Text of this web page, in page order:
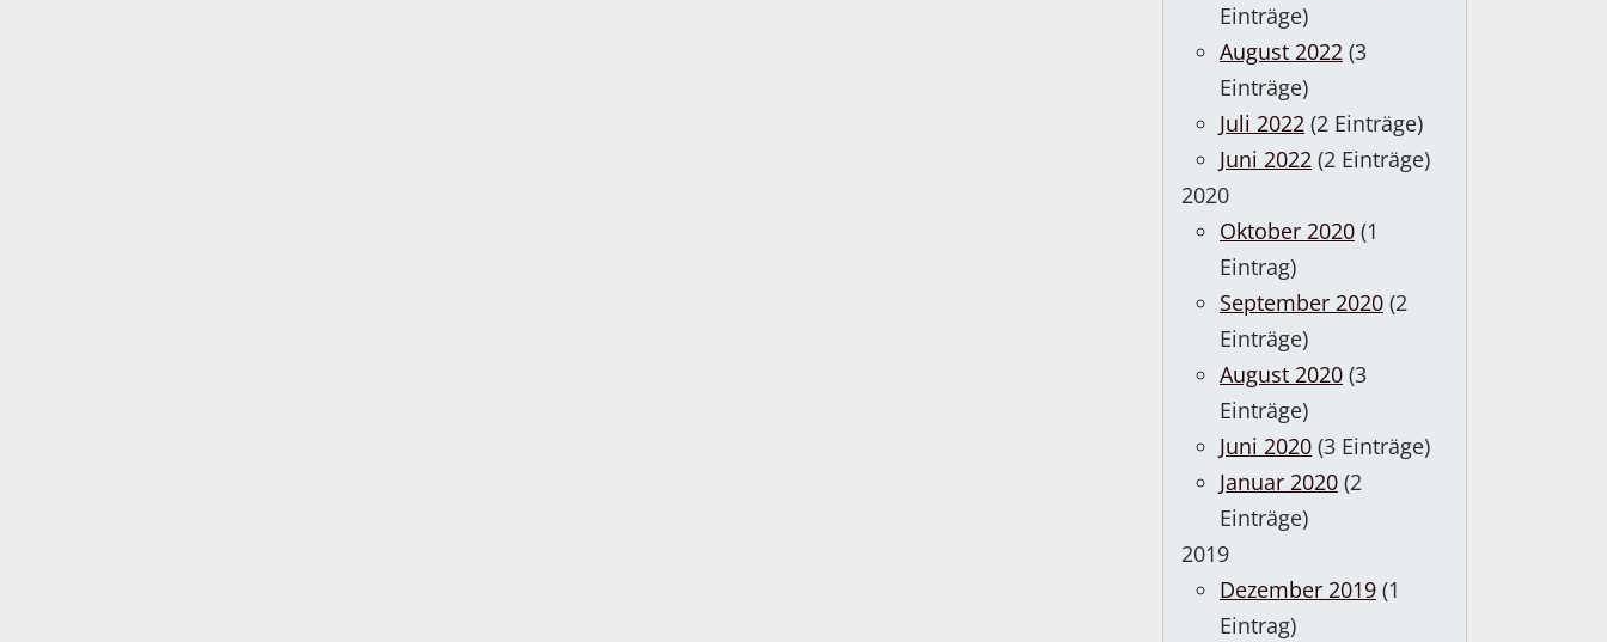
Einträge)
August 2022 (3
Einträge)
Juli 2022 (2 Einträge)
Juni 2022 (2 Einträge)
2020
Oktober 2020 (1
Eintrag)
September 2020 (2
Einträge)
August 2020 (3
Einträge)
Juni 2020 (3 Einträge)
Januar 2020 (2
Einträge)
2019
Dezember 2019 (1
Eintrag)